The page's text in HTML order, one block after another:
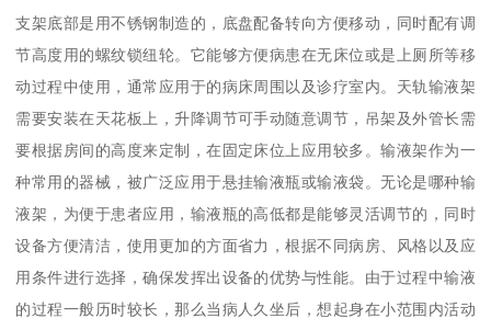
支架底部是用不锈钢制造的，底盘配备转向方便移动，同时配有调
节高度用的螺纹锁纽轮。它能够方便病患在无床位或是上厕所等移
动过程中使用，通常应用于的病床周围以及诊疗室内。天轨输液架
需要安装在天花板上，升降调节可手动随意调节，吊架及外管长需
要根据房间的高度来定制，在固定床位上应用较多。输液架作为一
种常用的器械，被广泛应用于悬挂输液瓶或输液袋。无论是哪种输
液架，为便于患者应用，输液瓶的高低都是能够灵活调节的，同时
设备方便清洁，使用更加的方面省力，根据不同病房、风格以及应
用条件进行选择，确保发挥出设备的优势与性能。由于过程中输液
的过程一般历时较长，那么当病人久坐后，想起身在小范围内活动